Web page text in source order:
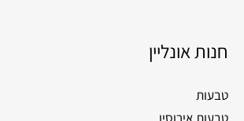
חנות אונליין
טבעות